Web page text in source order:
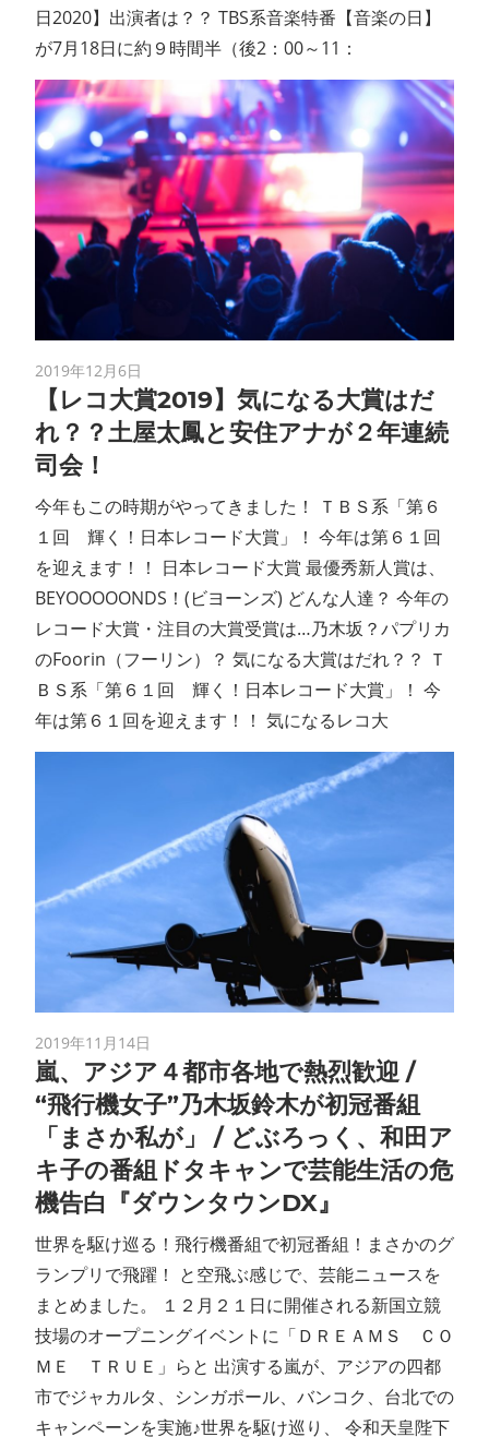
日2020】出演者は？？ TBS系音楽特番【音楽の日】
が7月18日に約９時間半（後2：00～11：
2019年12月6日
【レコ大賞2019】気になる大賞はだ
れ？？土屋太鳳と安住アナが２年連続
司会！
今年もこの時期がやってきました！ ＴＢＳ系「第６
１回 輝く！日本レコード大賞」！ 今年は第６１回
を迎えます！！ 日本レコード大賞 最優秀新人賞は、
BEYOOOOONDS！(ビヨーンズ) どんな人達？ 今年の
レコード大賞・注目の大賞受賞は…乃木坂？パプリカ
のFoorin（フーリン）？ 気になる大賞はだれ？？ Ｔ
ＢＳ系「第６１回 輝く！日本レコード大賞」！ 今
年は第６１回を迎えます！！ 気になるレコ大
2019年11月14日
嵐、アジア４都市各地で熱烈歓迎 /
“飛行機女子”乃木坂鈴木が初冠番組
「まさか私が」 / どぶろっく、和田ア
キ子の番組ドタキャンで芸能生活の危
機告白『ダウンタウンDX』
世界を駆け巡る！飛行機番組で初冠番組！まさかのグ
ランプリで飛躍！ と空飛ぶ感じで、芸能ニュースを
まとめました。 １２月２１日に開催される新国立競
技場のオープニングイベントに「ＤＲＥＡＭＳ ＣＯ
ＭＥ ＴＲＵＥ」らと 出演する嵐が、アジアの四都
市でジャカルタ、シンガポール、バンコク、台北での
キャンペーンを実施♪世界を駆け巡り、 令和天皇陛下